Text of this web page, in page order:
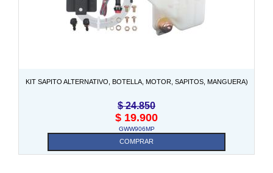
KIT SAPITO ALTERNATIVO, BOTELLA, MOTOR, SAPITOS, MANGUERA)
$24.850
$ 19.900
GWW906MP
COMPRAR